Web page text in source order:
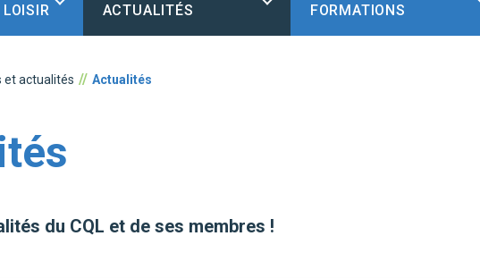
LOISIR
ACTUALITÉS
FORMATIONS
et actualités Actualités
du CQL et de ses membres !